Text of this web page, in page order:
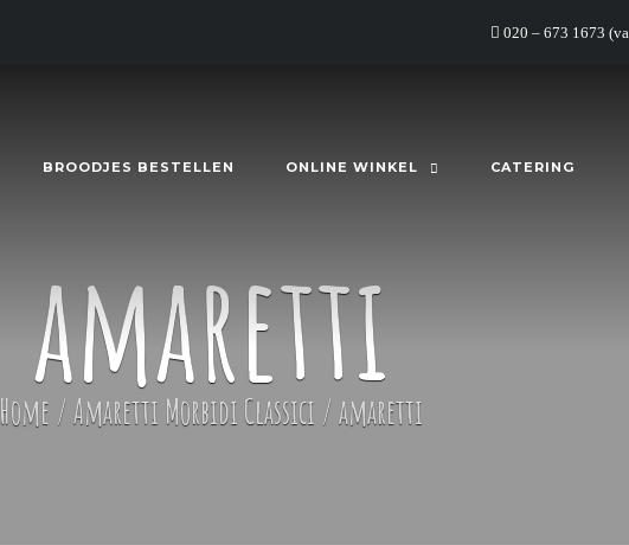
020 – 673 1673
BROODJES BESTELLEN ONLINE WINKEL CATERING
amaretti
Home /Amaretti Morbidi Classici /amaretti